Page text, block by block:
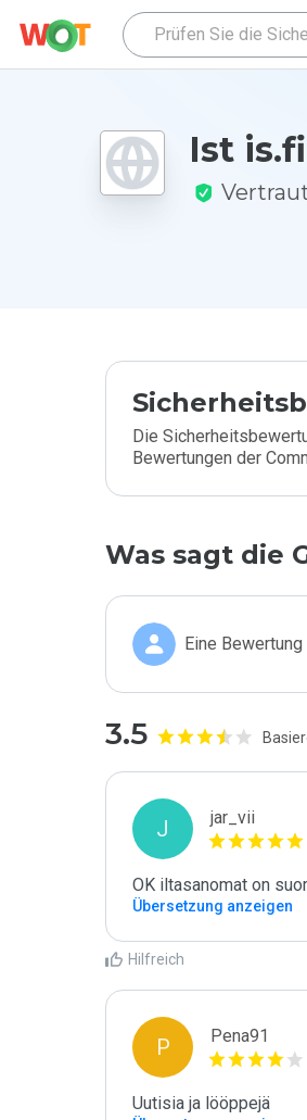
Ist
Die
Bewertungen der
Was sagt die
Eine
3.5
J jar_vii
OK iltasanomat on
Übersetzung anzeigen
Hilfreich
P Pena91
Uutisia ja lööppejä